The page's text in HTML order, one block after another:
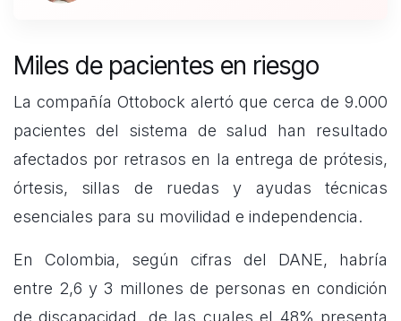
Miles de pacientes en riesgo
La compañía Ottobock alertó que cerca de 9.000
pacientes del sistema de salud han resultado
afectados por retrasos en la entrega de prótesis,
órtesis, sillas de ruedas y ayudas técnicas
esenciales para su movilidad e independencia.
En Colombia, según cifras del DANE, habría
entre 2,6 y 3 millones de personas en condición
de discapacidad, de las cuales el 48% presenta